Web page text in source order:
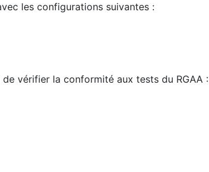
les configurations suivantes :
vérifier la conformité aux tests du RGAA :